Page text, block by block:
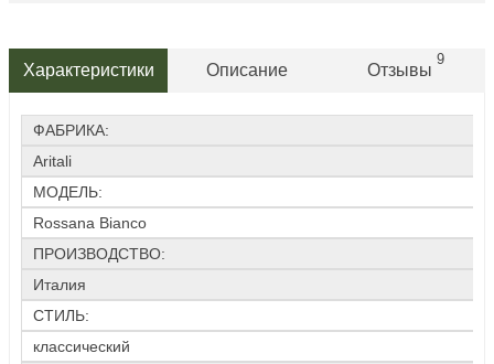
Характеристики Описание Отзывы
9
ФАБРИКА:
Aritali
МОДЕЛЬ:
Rossana Bianco
ПРОИЗВОДСТВО:
Италия
СТИЛЬ:
классический